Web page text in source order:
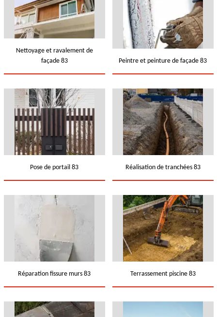
Nettoyage et ravalement de
façade 83
Peintre et peinture de façade 83
Pose de portail 83 Réalisation de tranchées 83
Réparation fissure murs 83 Terrassement piscine 83